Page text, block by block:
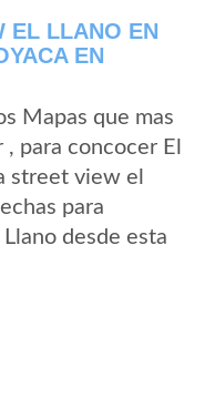
EL LLANO EN
EN
Mapas que mas
, para concocer El
street view el
para
desde esta